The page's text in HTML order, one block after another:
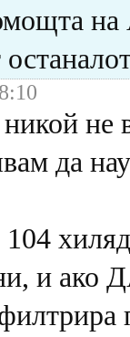
на
не
да
и ако